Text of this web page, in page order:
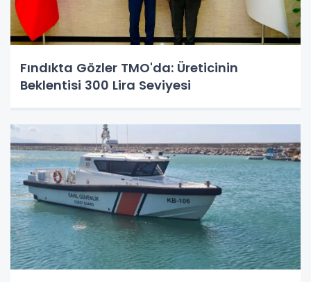
Fındıkta Gözler TMO'da: Üreticinin
Beklentisi 300 Lira Seviyesi